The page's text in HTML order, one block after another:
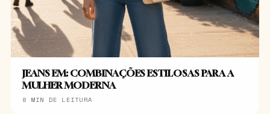
JEANS EM: COMBINAÇÕES ESTILOSAS PARA A
MULHER MODERNA
8 MIN DE LEITURA